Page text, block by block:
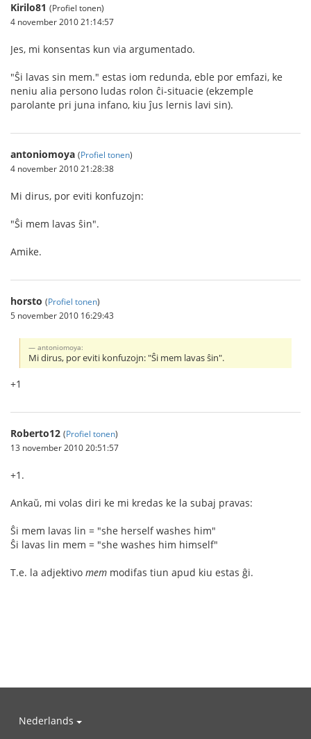
Kirilo81 (Profiel tonen)
4 november 2010 21:14:57
Jes, mi konsentas kun via argumentado.
"Ŝi lavas sin mem." estas iom redunda, eble por emfazi, ke
neniu alia persono ludas rolon ĉi-situacie (ekzemple
parolante pri juna infano, kiu ĵus lernis lavi sin).
antoniomoya (Profiel tonen)
4 november 2010 21:28:38
Mi dirus, por eviti konfuzojn:
"Ŝi mem lavas ŝin".
Amike.
horsto (Profiel tonen)
5 november 2010 16:29:43
antoniomoya:
Mi dirus, por eviti konfuzojn: "Ŝi mem lavas ŝin".
+1
Roberto12 (Profiel tonen)
13 november 2010 20:51:57
+1.
Ankaŭ, mi volas diri ke mi kredas ke la subaj pravas:
Ŝi mem lavas lin = "she herself washes him"
Ŝi lavas lin mem = "she washes him himself"
T.e. la adjektivo mem modifas tiun apud kiu estas ĝi.
Nederlands